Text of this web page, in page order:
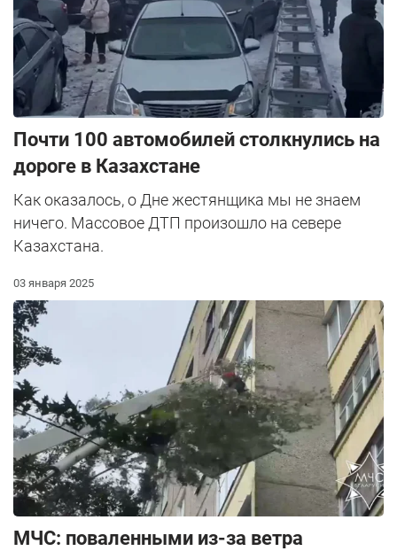
Почти 100 автомобилей столкнулись на
дороге в Казахстане
Как оказалось, о Дне жестянщика мы не знаем
ничего. Массовое ДТП произошло на севере
Казахстана.
03 января 2025
МЧС: поваленными из-за ветра